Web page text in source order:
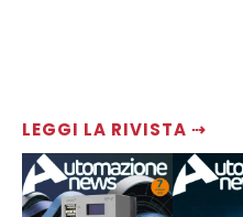
LEGGI LA RIVISTA ⇢